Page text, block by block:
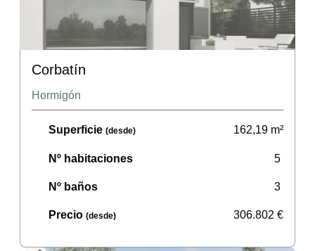
Corbatín
Hormigón
Superficie (desde) 162,19 m²
Nº habitaciones 5
Nº baños 3
Precio (desde) 306.802 €